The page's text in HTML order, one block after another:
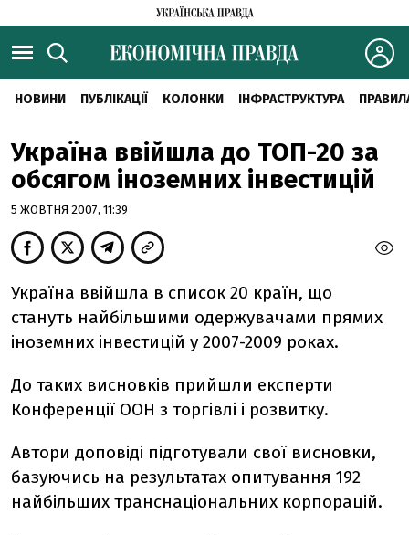
НОВИНИ ПУБЛІКАЦІЇ КОЛОНКИ ІНФРАСТРУКТУРА
Україна ввійшла до ТОП-20 за
обсягом іноземних інвестицій
5 ЖОВТНЯ 2007, 11:39
Україна ввійшла в список 20 країн, що
стануть найбільшими одержувачами прямих
іноземних інвестицій у 2007-2009 роках.
До таких висновків прийшли експерти
Конференції ООН з торгівлі і розвитку.
Автори доповіді підготували свої висновки,
базуючись на результатах опитування 192
найбільших транснаціональних корпорацій.